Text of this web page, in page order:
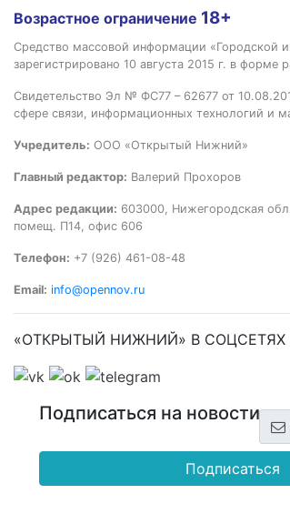
Возрастное ограничение 18+
Средство массовой информации
зарегистрировано 10 августа 2015 г. в форме
Свидетельство Эл № ФС77 – 62677 от
сфере связи, информационных технологий и
Учредитель: ООО «Открытый Нижний»
Главный редактор: Валерий Прохоров
Адрес редакции: 603000, Нижегородская
помещ. П14, офис 606
Телефон: +7 (926) 461-08-48
Email: info@opennov.ru
«ОТКРЫТЫЙ НИЖНИЙ» В СОЦСЕТЯХ
Подписаться на новости
Подписаться